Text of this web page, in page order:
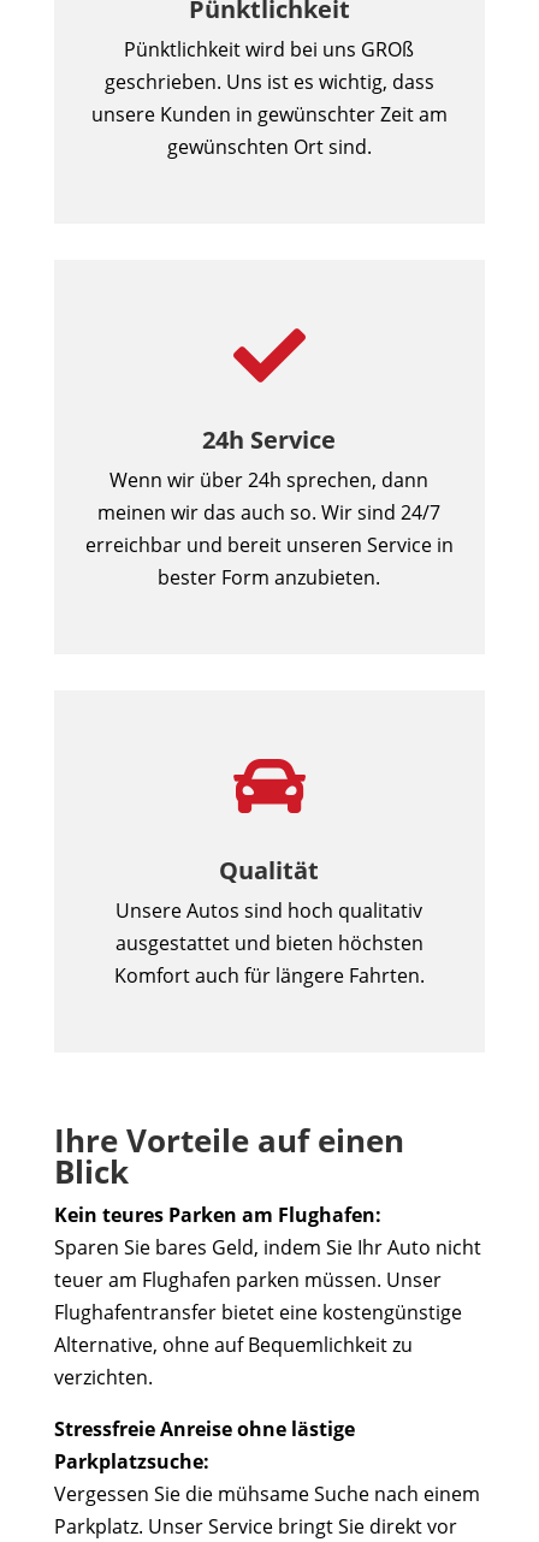
Pünktlichkeit
Pünktlichkeit wird bei uns GROß
geschrieben. Uns ist es wichtig, dass
unsere Kunden in gewünschter Zeit am
gewünschten Ort sind.

24h Service
Wenn wir über 24h sprechen, dann
meinen wir das auch so. Wir sind 24/7
erreichbar und bereit unseren Service in
bester Form anzubieten.

Qualität
Unsere Autos sind hoch qualitativ
ausgestattet und bieten höchsten
Komfort auch für längere Fahrten.
Ihre Vorteile auf einen
Blick
Kein teures Parken am Flughafen:
Sparen Sie bares Geld, indem Sie Ihr Auto nicht
teuer am Flughafen parken müssen. Unser
Flughafentransfer bietet eine kostengünstige
Alternative, ohne auf Bequemlichkeit zu
verzichten.
Stressfreie Anreise ohne lästige
Parkplatzsuche:
Vergessen Sie die mühsame Suche nach einem
Parkplatz. Unser Service bringt Sie direkt vor